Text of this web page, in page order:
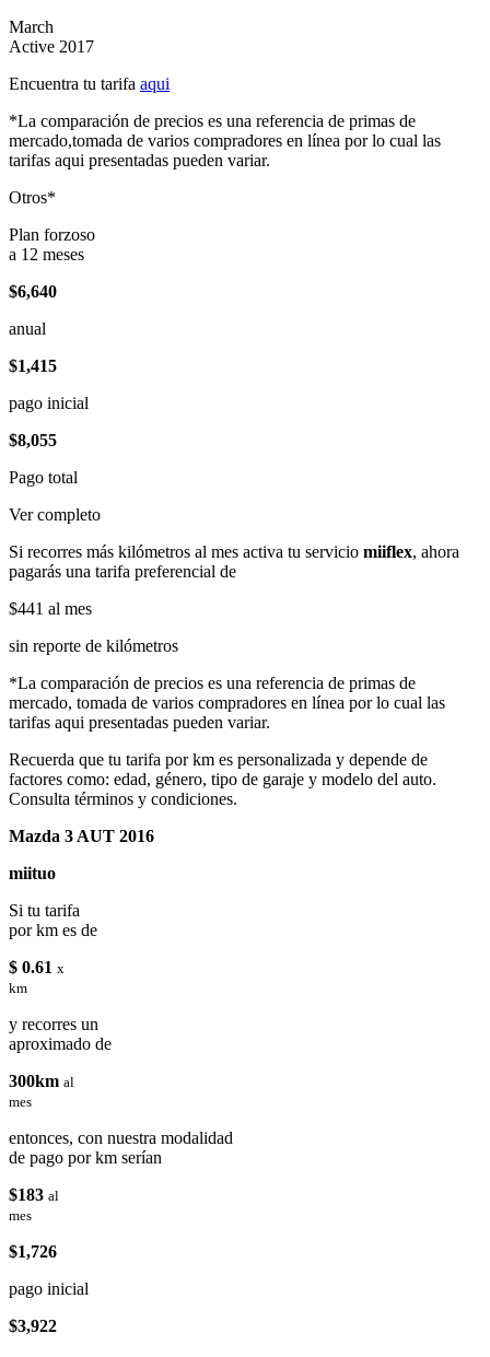
March
Active 2017
Encuentra tu tarifa aqui
*La comparación de precios es una referencia de primas de
mercado,tomada de varios compradores en línea por lo cual las
tarifas aqui presentadas pueden variar.
Otros*
Plan forzoso
a 12 meses
$6,640
anual
$1,415
pago inicial
$8,055
Pago total
Ver completo
Si recorres más kilómetros al mes activa tu servicio miiflex, ahora
pagarás una tarifa preferencial de
$441 al mes
sin reporte de kilómetros
*La comparación de precios es una referencia de primas de
mercado, tomada de varios compradores en línea por lo cual las
tarifas aqui presentadas pueden variar.
Recuerda que tu tarifa por km es personalizada y depende de
factores como: edad, género, tipo de garaje y modelo del auto.
Consulta términos y condiciones.
Mazda 3 AUT 2016
miituo
Si tu tarifa
por km es de
$ 0.61 x
km
y recorres un
aproximado de
300km al
mes
entonces, con nuestra modalidad
de pago por km serían
$183 al
mes
$1,726
pago inicial
$3,922